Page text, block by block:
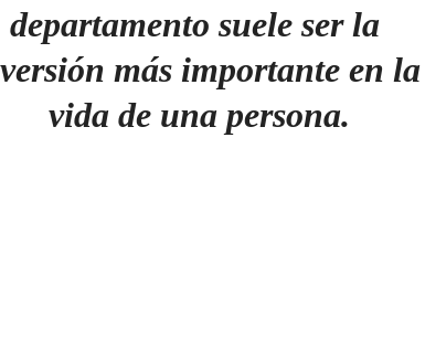
departamento suele ser la
más importante en la
vida de una persona.